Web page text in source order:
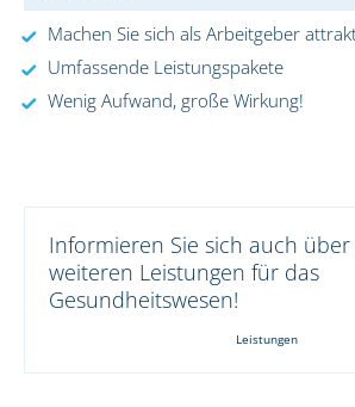
Machen Sie sich als Arbeitgeber
Umfassende Leistungspakete
Wenig Aufwand, große Wirkung!
Informieren Sie sich auch
weiteren Leistungen für das
Gesundheitswesen!
Leistungen